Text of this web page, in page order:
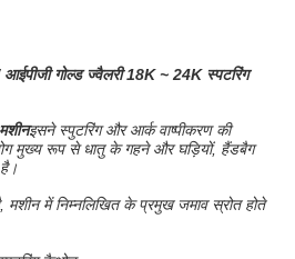
आईपीजी गोल्ड ज्वैलरी 18K ~ 24K स्पटरिंग
इसने स्पुटरिंग और आर्क वाष्पीकरण की
मुख्य रूप से धातु के गहने और घड़ियों, हैंडबैग
में निम्नलिखित के प्रमुख जमाव स्रोत होते